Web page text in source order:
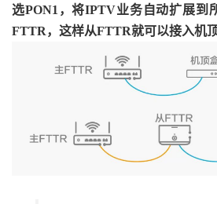
选PON1，将IPTV业务自动扩展到
FTTR，这样从FTTR就可以接入机顶